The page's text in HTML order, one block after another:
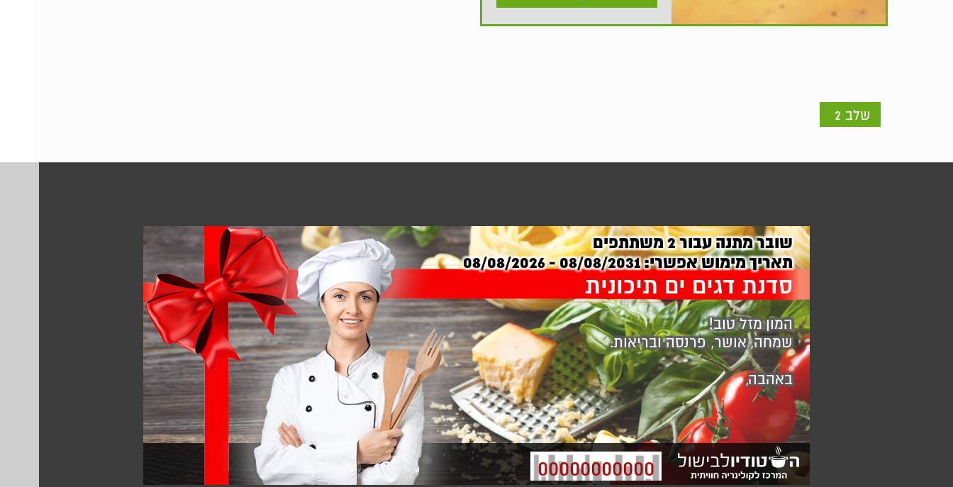
שלב 2
00000000000
שובר מתנה עבור2משתתפים
תאריך מימוש אפשרי:08/08/2031 - 08/08/2026
סדנת דגים ים תיכונית
המון מזל טוב!
שמחה, אושר, פרנסה ובריאות.
באהבה,